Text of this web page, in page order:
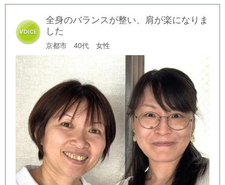
全身のバランスが整い、肩が楽になりま
した
京都市 40代 女性